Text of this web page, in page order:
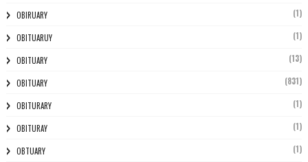
OBIRUARY (1)
OBITUARUY (1)
OBITUARY (13)
OBITUARY (831)
OBITURARY (1)
OBITURAY (1)
OBTUARY (1)